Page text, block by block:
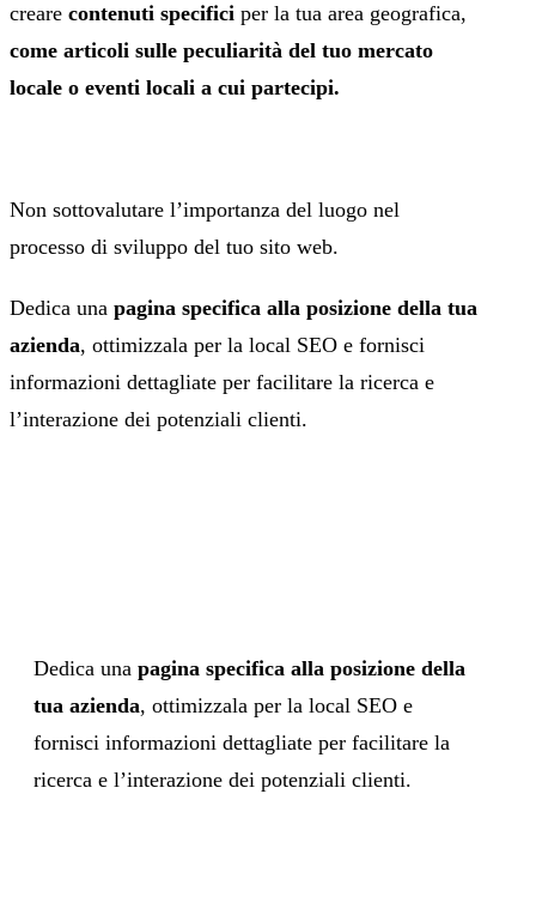
creare contenuti specifici per la tua area geografica,
come articoli sulle peculiarità del tuo mercato
locale o eventi locali a cui partecipi.
Non sottovalutare l’importanza del luogo nel
processo di sviluppo del tuo sito web.
Dedica una pagina specifica alla posizione della tua
azienda, ottimizzala per la local SEO e fornisci
informazioni dettagliate per facilitare la ricerca e
l’interazione dei potenziali clienti.
Dedica una pagina specifica alla posizione della
tua azienda, ottimizzala per la local SEO e
fornisci informazioni dettagliate per facilitare la
ricerca e l’interazione dei potenziali clienti.